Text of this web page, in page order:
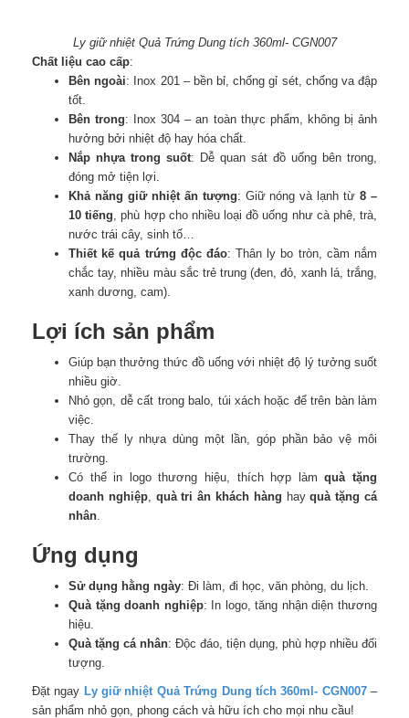
Ly giữ nhiệt Quả Trứng Dung tích 360ml- CGN007
Chất liệu cao cấp:
Bên ngoài: Inox 201 – bền bỉ, chống gỉ sét, chống va đập
tốt.
Bên trong: Inox 304 – an toàn thực phẩm, không bị ảnh
hưởng bởi nhiệt độ hay hóa chất.
Nắp nhựa trong suốt: Dễ quan sát đồ uống bên trong,
đóng mở tiện lợi.
Khả năng giữ nhiệt ấn tượng: Giữ nóng và lạnh từ8 –
10 tiếng , phù hợp cho nhiều loại đồ uống như cà phê, trà,
nước trái cây, sinh tố…
Thiết kế quả trứng độc đáo: Thân ly bo tròn, cầm nắm
chắc tay, nhiều màu sắc trẻ trung (đen, đỏ, xanh lá, trắng,
xanh dương, cam).
Lợi ích sản phẩm
Giúp bạn thưởng thức đồ uống với nhiệt độ lý tưởng suốt
nhiều giờ.
Nhỏ gọn, dễ cất trong balo, túi xách hoặc để trên bàn làm
việc.
Thay thế ly nhựa dùng một lần, góp phần bảo vệ môi
trường.
Có thể in logo thương hiệu, thích hợp làmquà tặng
doanh nghiệp, quà tri ân khách hàng hayquà tặng cá
nhân
Ứng dụng
Sử dụng hằng ngày: Đi làm, đi học, văn phòng, du lịch.
Quà tặng doanh nghiệp: In logo, tăng nhận diện thương
hiệu.
Quà tặng cá nhân: Độc đáo, tiện dụng, phù hợp nhiều đối
tượng.
Đặt ngay Ly giữ nhiệt Quả Trứng Dung tích 360ml- CGN007–
sản phẩm nhỏ gọn, phong cách và hữu ích cho mọi nhu cầu!